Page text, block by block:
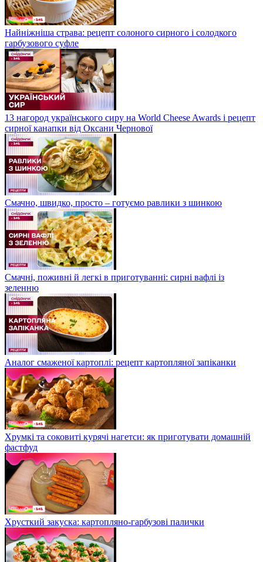
Найніжніша страва: рецепт солоного сирного і солодкого
гарбузового суфле
13 нагород українського сиру на World Cheese Awards і рецепт
сирної канапки від Оксани Чернової
Смачно, швидко, просто – готуємо равлики з шинкою
Смачні, поживні й легкі в приготуванні: сирні вафлі із
зеленню
Аналог смаженої картоплі: рецепт картопляної запіканки
Хрумкі та соковиті курячі нагетси: як приготувати домашній
фастфуд
Хрусткий закуска: картопляно-гарбузові палички